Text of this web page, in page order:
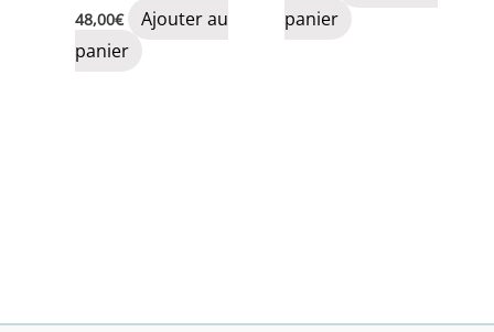
48,00€
Ajouter au
panier
panier